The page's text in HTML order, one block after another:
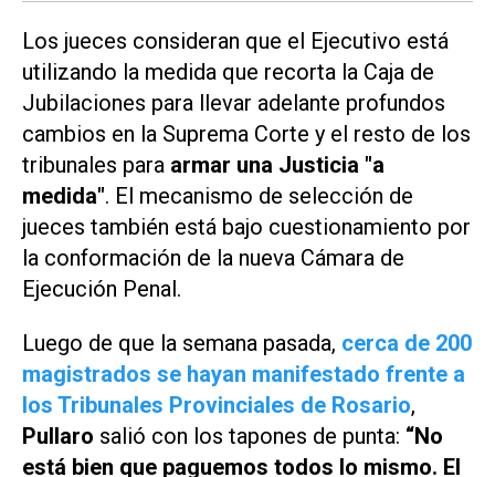
Los jueces consideran que el Ejecutivo está
utilizando la medida que recorta la Caja de
Jubilaciones para llevar adelante profundos
cambios en la Suprema Corte y el resto de los
tribunales para armar una Justicia "a
medida". El mecanismo de selección de
jueces también está bajo cuestionamiento por
la conformación de la nueva Cámara de
Ejecución Penal.
Luego de que la semana pasada, cerca de 200
magistrados se hayan manifestado frente a
los Tribunales Provinciales de Rosario,
Pullaro salió con los tapones de punta: “No
está bien que paguemos todos lo mismo. El